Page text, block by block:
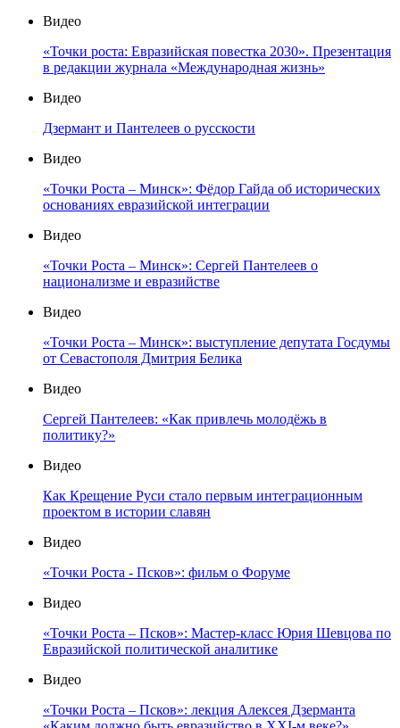
Видео
«Точки роста: Евразийская повестка 2030». Презентация
в редакции журнала «Международная жизнь»
Видео
Дзермант и Пантелеев о русскости
Видео
«Точки Роста – Минск»: Фёдор Гайда об исторических
основаниях евразийской интеграции
Видео
«Точки Роста – Минск»: Сергей Пантелеев о
национализме и евразийстве
Видео
«Точки Роста – Минск»: выступление депутата Госдумы
от Севастополя Дмитрия Белика
Видео
Сергей Пантелеев: «Как привлечь молодёжь в
политику?»
Видео
Как Крещение Руси стало первым интеграционным
проектом в истории славян
Видео
«Точки Роста - Псков»: фильм о Форуме
Видео
«Точки Роста – Псков»: Мастер-класс Юрия Шевцова по
Евразийской политической аналитике
Видео
«Точки Роста – Псков»: лекция Алексея Дзерманта